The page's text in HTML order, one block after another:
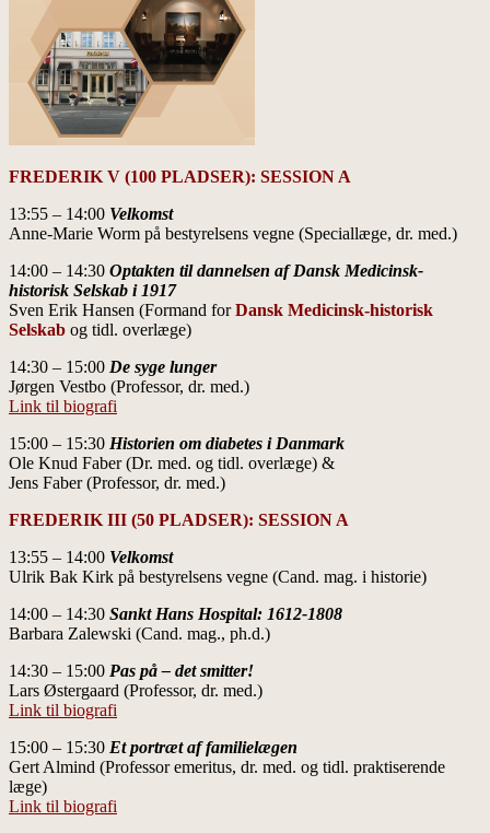
FREDERIK V (100 PLADSER): SESSION A
13:55 – 14:00 Velkomst
Anne-Marie Worm på bestyrelsens vegne (Speciallæge, dr. med.)
14:00 – 14:30 Optakten til dannelsen af Dansk Medicinsk-
historisk Selskab i 1917
Sven Erik Hansen (Formand forDansk Medicinsk-historisk
Selskab og tidl. overlæge)
14:30 – 15:00 De syge lunger
Jørgen Vestbo (Professor, dr. med.)
Link til biografi
15:00 – 15:30 Historien om diabetes i Danmark
Ole Knud Faber (Dr. med. og tidl. overlæge) &
Jens Faber (Professor, dr. med.)
FREDERIK III (50 PLADSER): SESSION A
13:55 – 14:00 Velkomst
Ulrik Bak Kirk på bestyrelsens vegne (Cand. mag. i historie)
14:00 – 14:30 Sankt Hans Hospital: 1612-1808
Barbara Zalewski (Cand. mag., ph.d.)
14:30 – 15:00 Pas på – det smitter!
Lars Østergaard (Professor, dr. med.)
Link til biografi
15:00 – 15:30 Et portræt af familielægen
Gert Almind (Professor emeritus, dr. med. og tidl. praktiserende
læge)
Link til biografi